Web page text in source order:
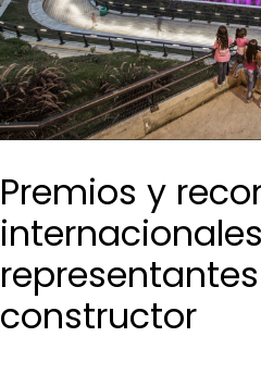
Premios y
constructor